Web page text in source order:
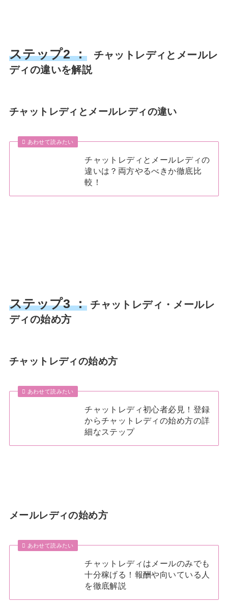
ステップ2 ：チャットレディとメールレ
ディの違いを解説
チャットレディとメールレディの違い
あわせて読みたい
チャットレディとメールレディの
違いは？両方やるべきか徹底比
較！
ステップ3 ：チャットレディ・メールレ
ディの始め方
チャットレディの始め方
あわせて読みたい
チャットレディ初心者必見！登録
からチャットレディの始め方の詳
細なステップ
メールレディの始め方
あわせて読みたい
チャットレディはメールのみでも
十分稼げる！報酬や向いている人
を徹底解説